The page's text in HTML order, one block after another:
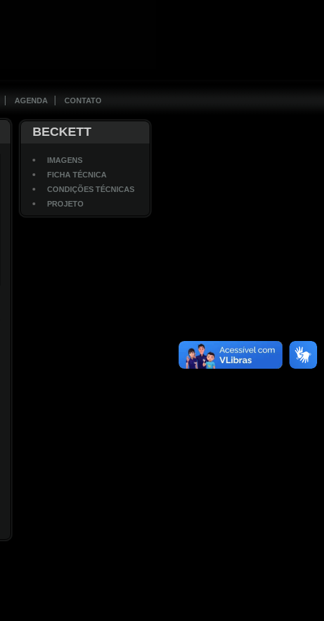
AGENDA CONTATO
BECKETT
IMAGENS
FICHA TÉCNICA
CONDIÇÕES TÉCNICAS
PROJETO